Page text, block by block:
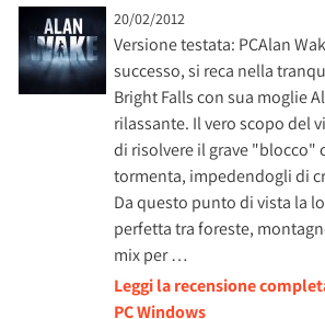
20/02/2012
Versione testata: PCAlan
successo, si reca nella
Bright Falls con sua moglie
rilassante. Il vero scopo del
di risolvere il grave "blocco"
tormenta, impedendogli di
Da questo punto di vista la
perfetta tra foreste,
mix per …
Leggi la recensione
PC Windows